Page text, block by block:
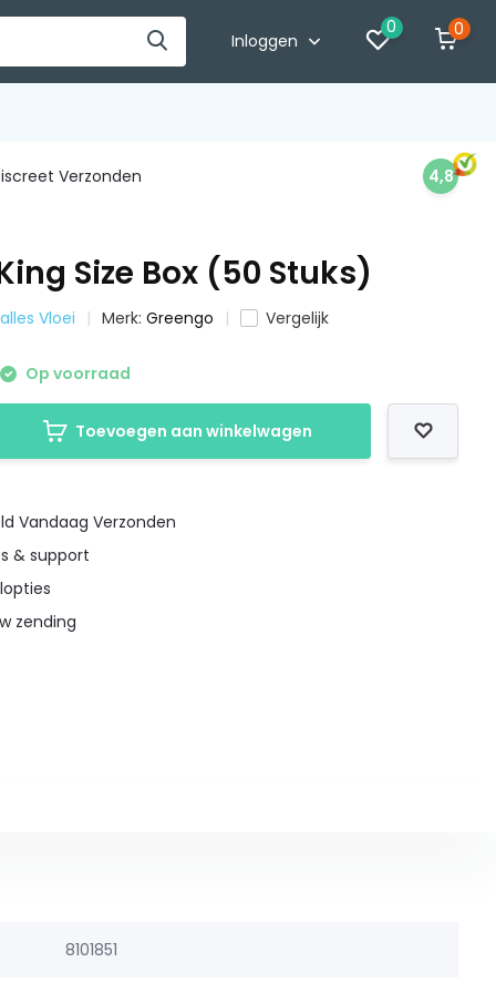
Inloggen
0 0
Verzonden 4,8
Size Box (50 Stuks)
Vloei Merk:Greengo Vergelijk
Op voorraad
Toevoegen aan winkelwagen
Vandaag Verzonden
& support
zending
8101851